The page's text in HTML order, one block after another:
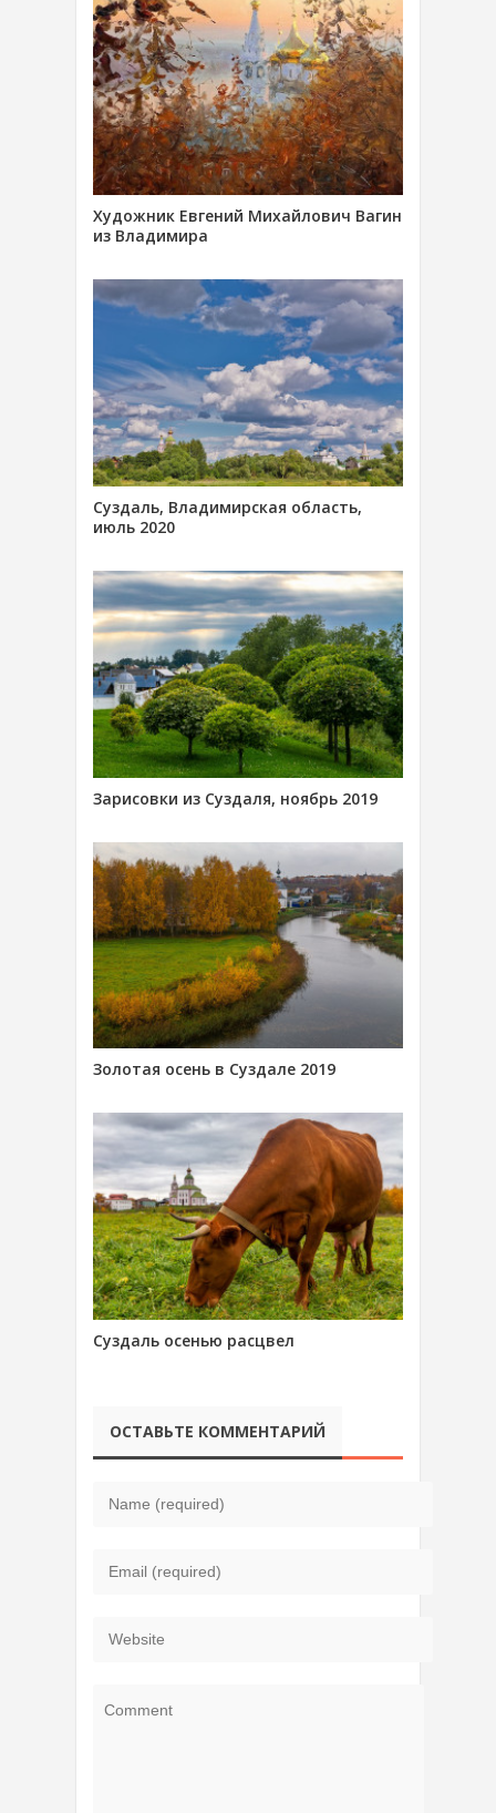
Художник Евгений Михайлович Вагин
из Владимира
Суздаль, Владимирская область,
июль 2020
Зарисовки из Суздаля, ноябрь 2019
Золотая осень в Суздале 2019
Суздаль осенью расцвел
ОСТАВЬТЕ КОММЕНТАРИЙ